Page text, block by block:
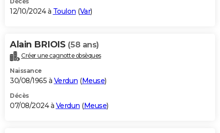
12/10/2024 à Toulon (Var)
Alain BRIOIS (58 ans)
Créer une cagnotte obsèques
Naissance
30/08/1965 à Verdun (Meuse)
Décès
07/08/2024 à Verdun (Meuse)